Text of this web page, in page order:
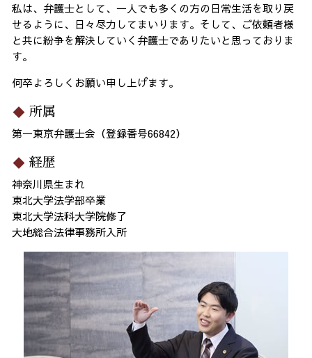
私は、弁護士として、一人でも多くの方の日常生活を取り戻
せるように、日々尽力してまいります。そして、ご依頼者様
と共に紛争を解決していく弁護士でありたいと思っておりま
す。
何卒よろしくお願い申し上げます。
所属
第一東京弁護士会（登録番号66842）
経歴
神奈川県生まれ
東北大学法学部卒業
東北大学法科大学院修了
大地総合法律事務所入所